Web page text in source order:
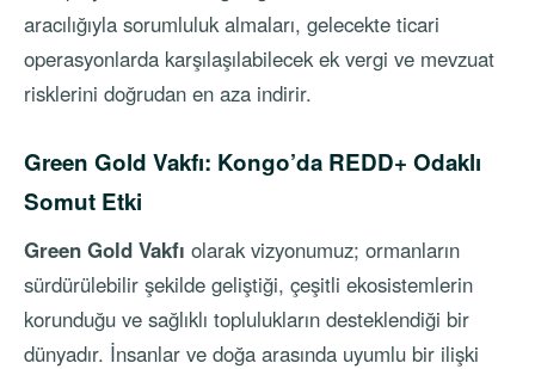
aracılığıyla sorumluluk almaları, gelecekte ticari
operasyonlarda karşılaşılabilecek ek vergi ve mevzuat
risklerini doğrudan en aza indirir.
Green Gold Vakfı: Kongo’da REDD+ Odaklı
Somut Etki
Green Gold Vakfı olarak vizyonumuz; ormanların
sürdürülebilir şekilde geliştiği, çeşitli ekosistemlerin
korunduğu ve sağlıklı toplulukların desteklendiği bir
dünyadır. İnsanlar ve doğa arasında uyumlu bir ilişki